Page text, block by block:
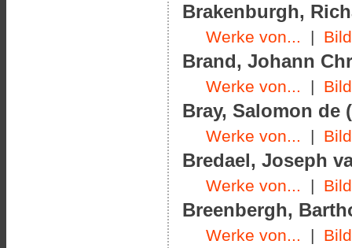
Brakenburgh,
Werke von... |
Brand, Johann
Werke von... |
Bray, Salomon de
Werke von... |
Bredael, Joseph
Werke von... |
Breenbergh,
Werke von... |